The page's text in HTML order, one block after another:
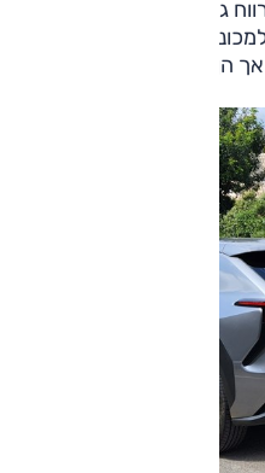
גם מאחור. האבזור מלא
מצלמות היקפיות,
הן מסייעות מאוד בנהיגה.